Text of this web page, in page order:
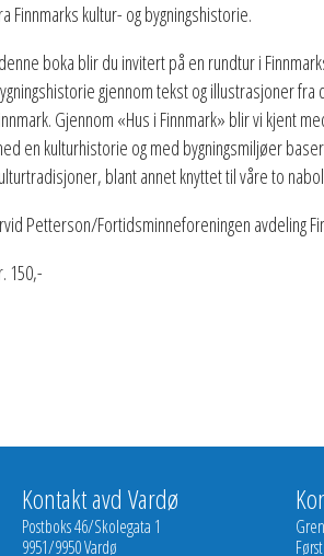
Finnmarks kultur- og bygningshistorie.
boka blir du invitert på en rundtur i
gjennom tekst og illustrasjoner
Gjennom «Hus i Finnmark» blir vi kjent
en kulturhistorie og med bygningsmiljøer
blant annet knyttet til våre to
Petterson/Fortidsminneforeningen avdeling
150,-
Kontakt avd Vardø
Postboks 46/Skolegata 1
9951/9950 Vardø